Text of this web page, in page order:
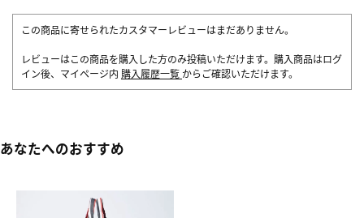
この商品に寄せられたカスタマーレビューはまだありません。
レビューはこの商品を購入した方のみ投稿いただけます。購入商品はログ
イン後、マイページ内 購入履歴一覧 からご確認いただけます。
あなたへのおすすめ